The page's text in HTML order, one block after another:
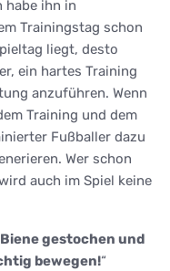
habe ihn in
Trainingstag schon
liegt, desto
ein hartes Training
anzuführen. Wenn
Training und dem
Fußballer dazu
Wer schon
auch im Spiel keine
gestochen und
bewegen!“